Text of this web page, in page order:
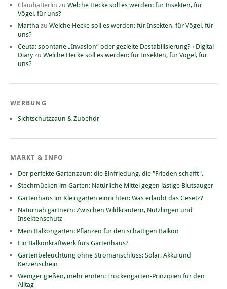
ClaudiaBerlin zu Welche Hecke soll es werden: für Insekten, für
Vögel, für uns?
Martha zu Welche Hecke soll es werden: für Insekten, für Vögel, für
uns?
Ceuta: spontane „Invasion“ oder gezielte Destabilisierung? › Digital
Diaryzu Welche Hecke soll es werden: für Insekten, für Vögel, für
uns?
WERBUNG
Sichtschutzzaun & Zubehör
MARKT & INFO
Der perfekte Gartenzaun: die Einfriedung, die "Frieden schafft".
Stechmücken im Garten: Natürliche Mittel gegen lästige Blutsauger
Gartenhaus im Kleingarten einrichten: Was erlaubt das Gesetz?
Naturnah gärtnern: Zwischen Wildkräutern, Nützlingen und
Insektenschutz
Mein Balkongarten: Pflanzen für den schattigen Balkon
Ein Balkonkraftwerk fürs Gartenhaus?
Gartenbeleuchtung ohne Stromanschluss: Solar, Akku und
Kerzenschein
Weniger gießen, mehr ernten: Trockengarten-Prinzipien für den
Alltag